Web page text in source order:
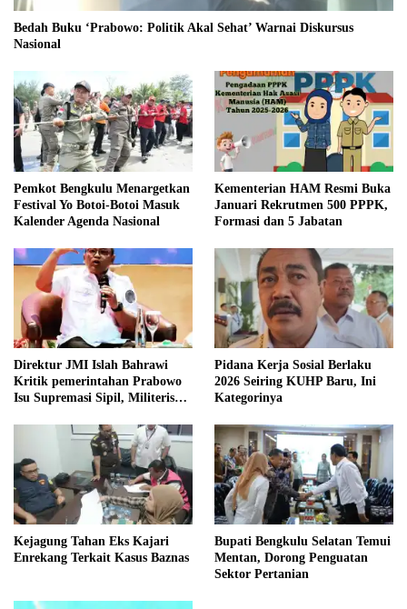
Bedah Buku ‘Prabowo: Politik Akal Sehat’ Warnai Diskursus
Nasional
Pemkot Bengkulu Menargetkan
Festival Yo Botoi-Botoi Masuk
Kalender Agenda Nasional
Kementerian HAM Resmi Buka
Januari Rekrutmen 500 PPPK,
Formasi dan 5 Jabatan
Direktur JMI Islah Bahrawi
Kritik pemerintahan Prabowo
Isu Supremasi Sipil, Militerisasi,
Pidana Kerja Sosial Berlaku
2026 Seiring KUHP Baru, Ini
Kategorinya
Kejagung Tahan Eks Kajari
Enrekang Terkait Kasus Baznas
Bupati Bengkulu Selatan Temui
Mentan, Dorong Penguatan
Sektor Pertanian